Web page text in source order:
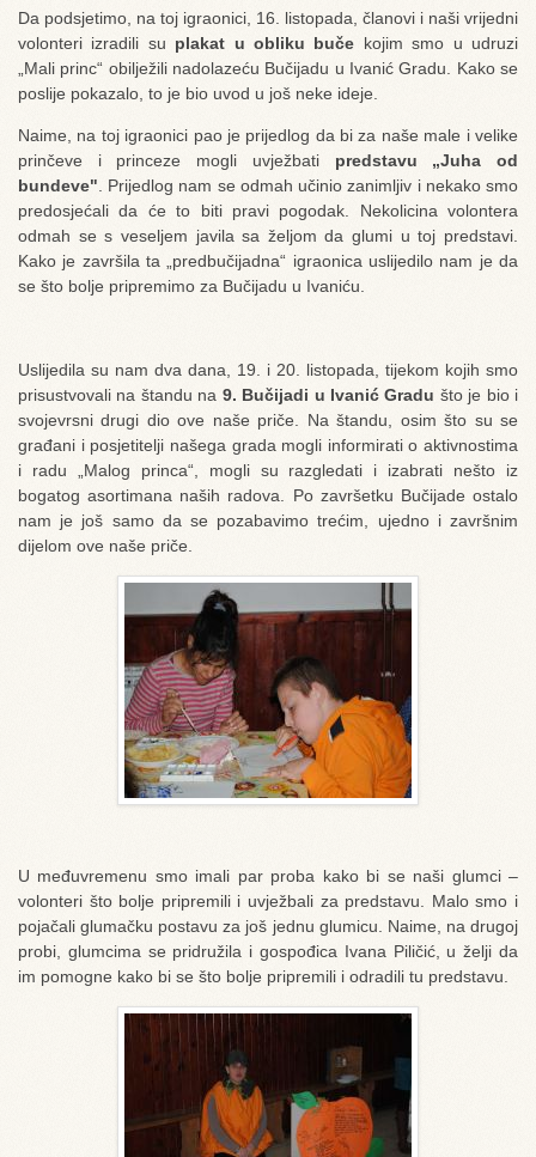
Da podsjetimo, na toj igraonici, 16. listopada, članovi i naši vrijedni
volonteri izradili su plakat u obliku buče kojim smo u udruzi
„Mali princ“ obilježili nadolazeću Bučijadu u Ivanić Gradu. Kako se
poslije pokazalo, to je bio uvod u još neke ideje.
Naime, na toj igraonici pao je prijedlog da bi za naše male i velike
prinčeve i princeze mogli uvježbati predstavu „Juha od
bundeve" . Prijedlog nam se odmah učinio zanimljiv i nekako smo
predosjećali da će to biti pravi pogodak. Nekolicina volontera
odmah se s veseljem javila sa željom da glumi u toj predstavi.
Kako je završila ta „predbučijadna“ igraonica uslijedilo nam je da
se što bolje pripremimo za Bučijadu u Ivaniću.
Uslijedila su nam dva dana, 19. i 20. listopada, tijekom kojih smo
prisustvovali na štandu na 9. Bučijadi u Ivanić Gradu što je bio i
svojevrsni drugi dio ove naše priče. Na štandu, osim što su se
građani i posjetitelji našega grada mogli informirati o aktivnostima
i radu „Malog princa“, mogli su razgledati i izabrati nešto iz
bogatog asortimana naših radova. Po završetku Bučijade ostalo
nam je još samo da se pozabavimo trećim, ujedno i završnim
dijelom ove naše priče.
U međuvremenu smo imali par proba kako bi se naši glumci –
volonteri što bolje pripremili i uvježbali za predstavu. Malo smo i
pojačali glumačku postavu za još jednu glumicu. Naime, na drugoj
probi, glumcima se pridružila i gospođica Ivana Piličić, u želji da
im pomogne kako bi se što bolje pripremili i odradili tu predstavu.